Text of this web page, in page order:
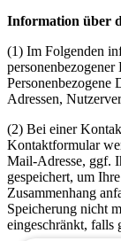
Information über
(1) Im Folgenden
Personenbezogene
Adressen,
(2) Bei einer
Kontaktformular
Mail-Adresse, ggf.
gespeichert, um
Zusammenhang
Speicherung nicht
eingeschränkt, falls